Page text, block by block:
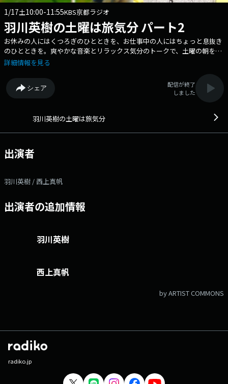
1/17土10:00-11:55KBS京都ラジオ
羽川英樹の土曜は旅気分 パート2
お休みの人にはくつろぎのひとときを、お仕事中の人にはちょっと息抜き
のひとときを。爽やかな音楽とリラックス気分のトークで、土曜の朝を彩
るラジオ。 ★番組サイト ★番組へのメッセージ
詳細情報を見る
シェア
配信が終了
しました
羽川英樹の土曜は旅気分
出演者
羽川英樹 / 西上真帆
出演者の追加情報
羽川英樹
西上真帆
by ARTIST COMMONS
radiko.jp